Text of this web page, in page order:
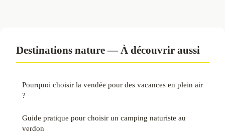
Destinations nature — À découvrir aussi
Pourquoi choisir la vendée pour des vacances en plein air
?
Guide pratique pour choisir un camping naturiste au
verdon